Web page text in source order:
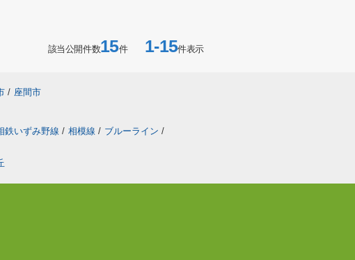
該当公開件数15件1-15件表示
/ 座間市
鉄いずみ野線 / 相模線 / ブルーライン /